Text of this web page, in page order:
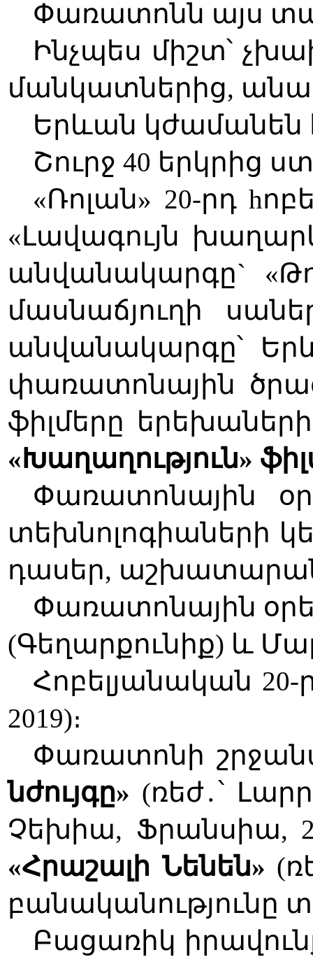
Փառատոնն այս
Ինչպես միշտ՝
մանկատներից,
Երևան կժամանեն
Շուրջ 40 երկրից
«Ռոլան» 20-րդ
«Լավագույն
անվանակարգը`
մասնաճյուղի
անվանակարգը՝
փառատոնային
ֆիլմերը
«Խաղաղություն»
Փառատոնային
տեխնոլոգիաների
դասեր,
Փառատոնային
(Գեղարքունիք) և
Հոբելյանական
2019)։
Փառատոնի
նժույգը» (ռեժ․ ՝
Չեխիա, Ֆրանսիա,
«Հրաշալի Նենեն»
բանականությունը
Բացառիկ